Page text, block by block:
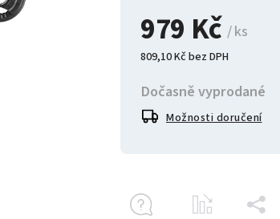
979 Kč / ks
809,10 Kč bez DPH
Dočasně vyprodané
Možnosti doručení